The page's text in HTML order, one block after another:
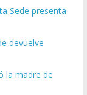
Sede presenta
devuelve
la madre de